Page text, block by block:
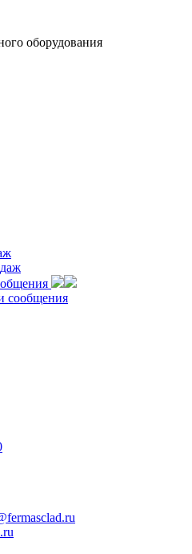
оборудования
сообщения